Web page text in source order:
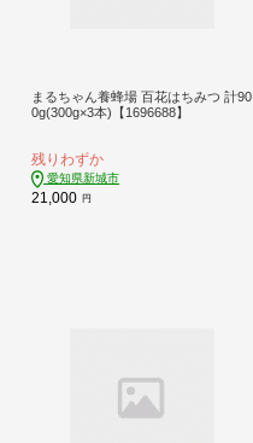
まるちゃん養蜂場 百花はちみつ 計90
0g(300g×3本)【1696688】
残りわずか
愛知県新城市
21,000 円